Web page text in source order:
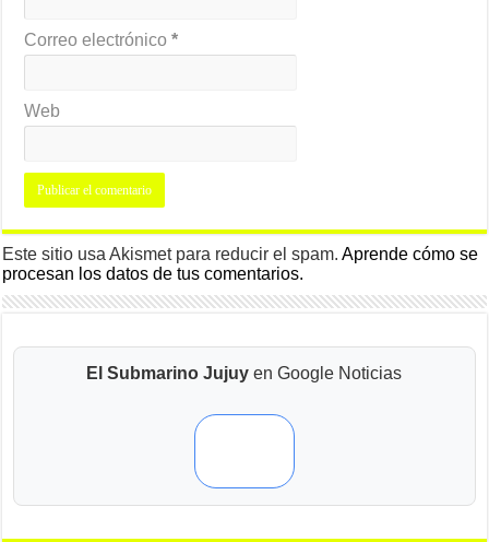
Correo electrónico*
Web
Este sitio usa Akismet para reducir el spam.Aprende cómo se
procesan los datos de tus comentarios.
El Submarino Jujuy en Google Noticias